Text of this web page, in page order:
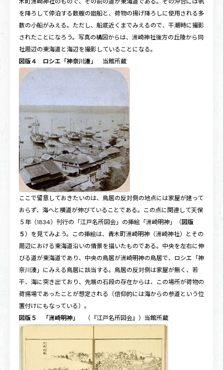
木町洲崎神社のもので、その前の道が東海道である。その沖合には帆
を降ろして停泊する数艘の廻船と、荷物の揚げ降ろしに使用される多
数の小船がみえる。ただし、船底近くまでみえるので、干潮時に撮影
されたことになろう。写真の構図からは、洲崎神社後方の丘陵から同
社周辺の東海道と海辺を撮影していることになる。
図版４ ロシエ「神奈川湊」
当館所蔵
ここで留意しておきたいのは、鳥居の反対側の地点には家屋が建って
おらず、海へと横道が伸びていることである。この点に関連して天保
５年（1834）刊行の「江戸名所図会」の挿絵「洲崎明神」（図版
５）を見てみよう。この挿絵は、青木町洲崎明神（洲崎神社）とその
周辺における東海道沿いの情景を描いたものである。中央を左右に伸
びる道が東海道であり、中央の鳥居が洲崎明神の鳥居で、ロシエ「神
奈川湊」にみえる鳥居に該当する。鳥居の反対側は家屋が無く、若
干、海に突き出ており、先端の石段の存在からは、この場所が荷物の
荷揚場であったことが想定される（信仰的には海からの参道という位
置付けにもなっている）。
図版５ 「洲崎明神」
（『江戸名所図会』）当館所蔵